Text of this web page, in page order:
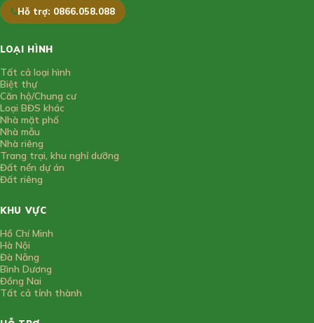
Hỗ trợ: 0866.058.088
LOẠI HÌNH
Tất cả loại hình
Biệt thự
Căn hộ/Chung cư
Loại BĐS khác
Nhà mặt phố
Nhà mẫu
Nhà riêng
Trang trại, khu nghỉ dưỡng
Đất nền dự án
Đất riêng
KHU VỰC
Hồ Chí Minh
Hà Nội
Đà Nẵng
Bình Dương
Đồng Nai
Tất cả tỉnh thành